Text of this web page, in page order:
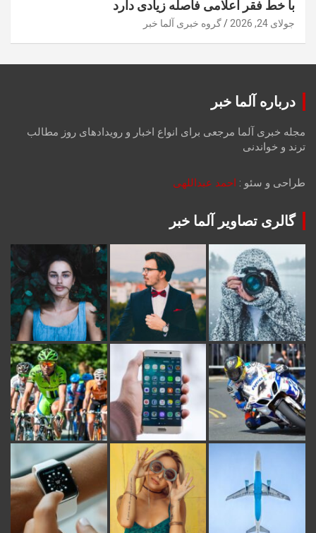
با خط فقر اعلامی فاصله زیادی دارد
جولای 24, 2026 گروه خبری آلما خبر
درباره آلما خبر
مجله خبری آلما مرجعی برای انواع اخبار و رویدادهای روز مطالب
ترند و خواندنی
طراحی و سئو : احمد عبداللهی
گالری تصاویر آلما خبر